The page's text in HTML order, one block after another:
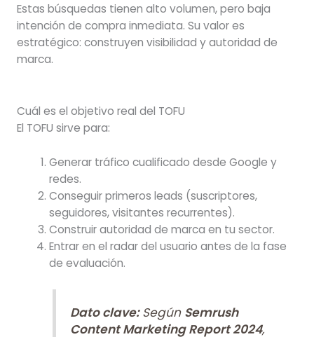
Estas búsquedas tienen alto volumen, pero baja
intención de compra inmediata. Su valor es
estratégico: construyen visibilidad y autoridad de
marca.
Cuál es el objetivo real del TOFU
El TOFU sirve para:
Generar tráfico cualificado desde Google y
redes.
Conseguir primeros leads (suscriptores,
seguidores, visitantes recurrentes).
Construir autoridad de marca en tu sector.
Entrar en el radar del usuario antes de la fase
de evaluación.
Dato clave:Según Semrush
Content Marketing Report 2024,